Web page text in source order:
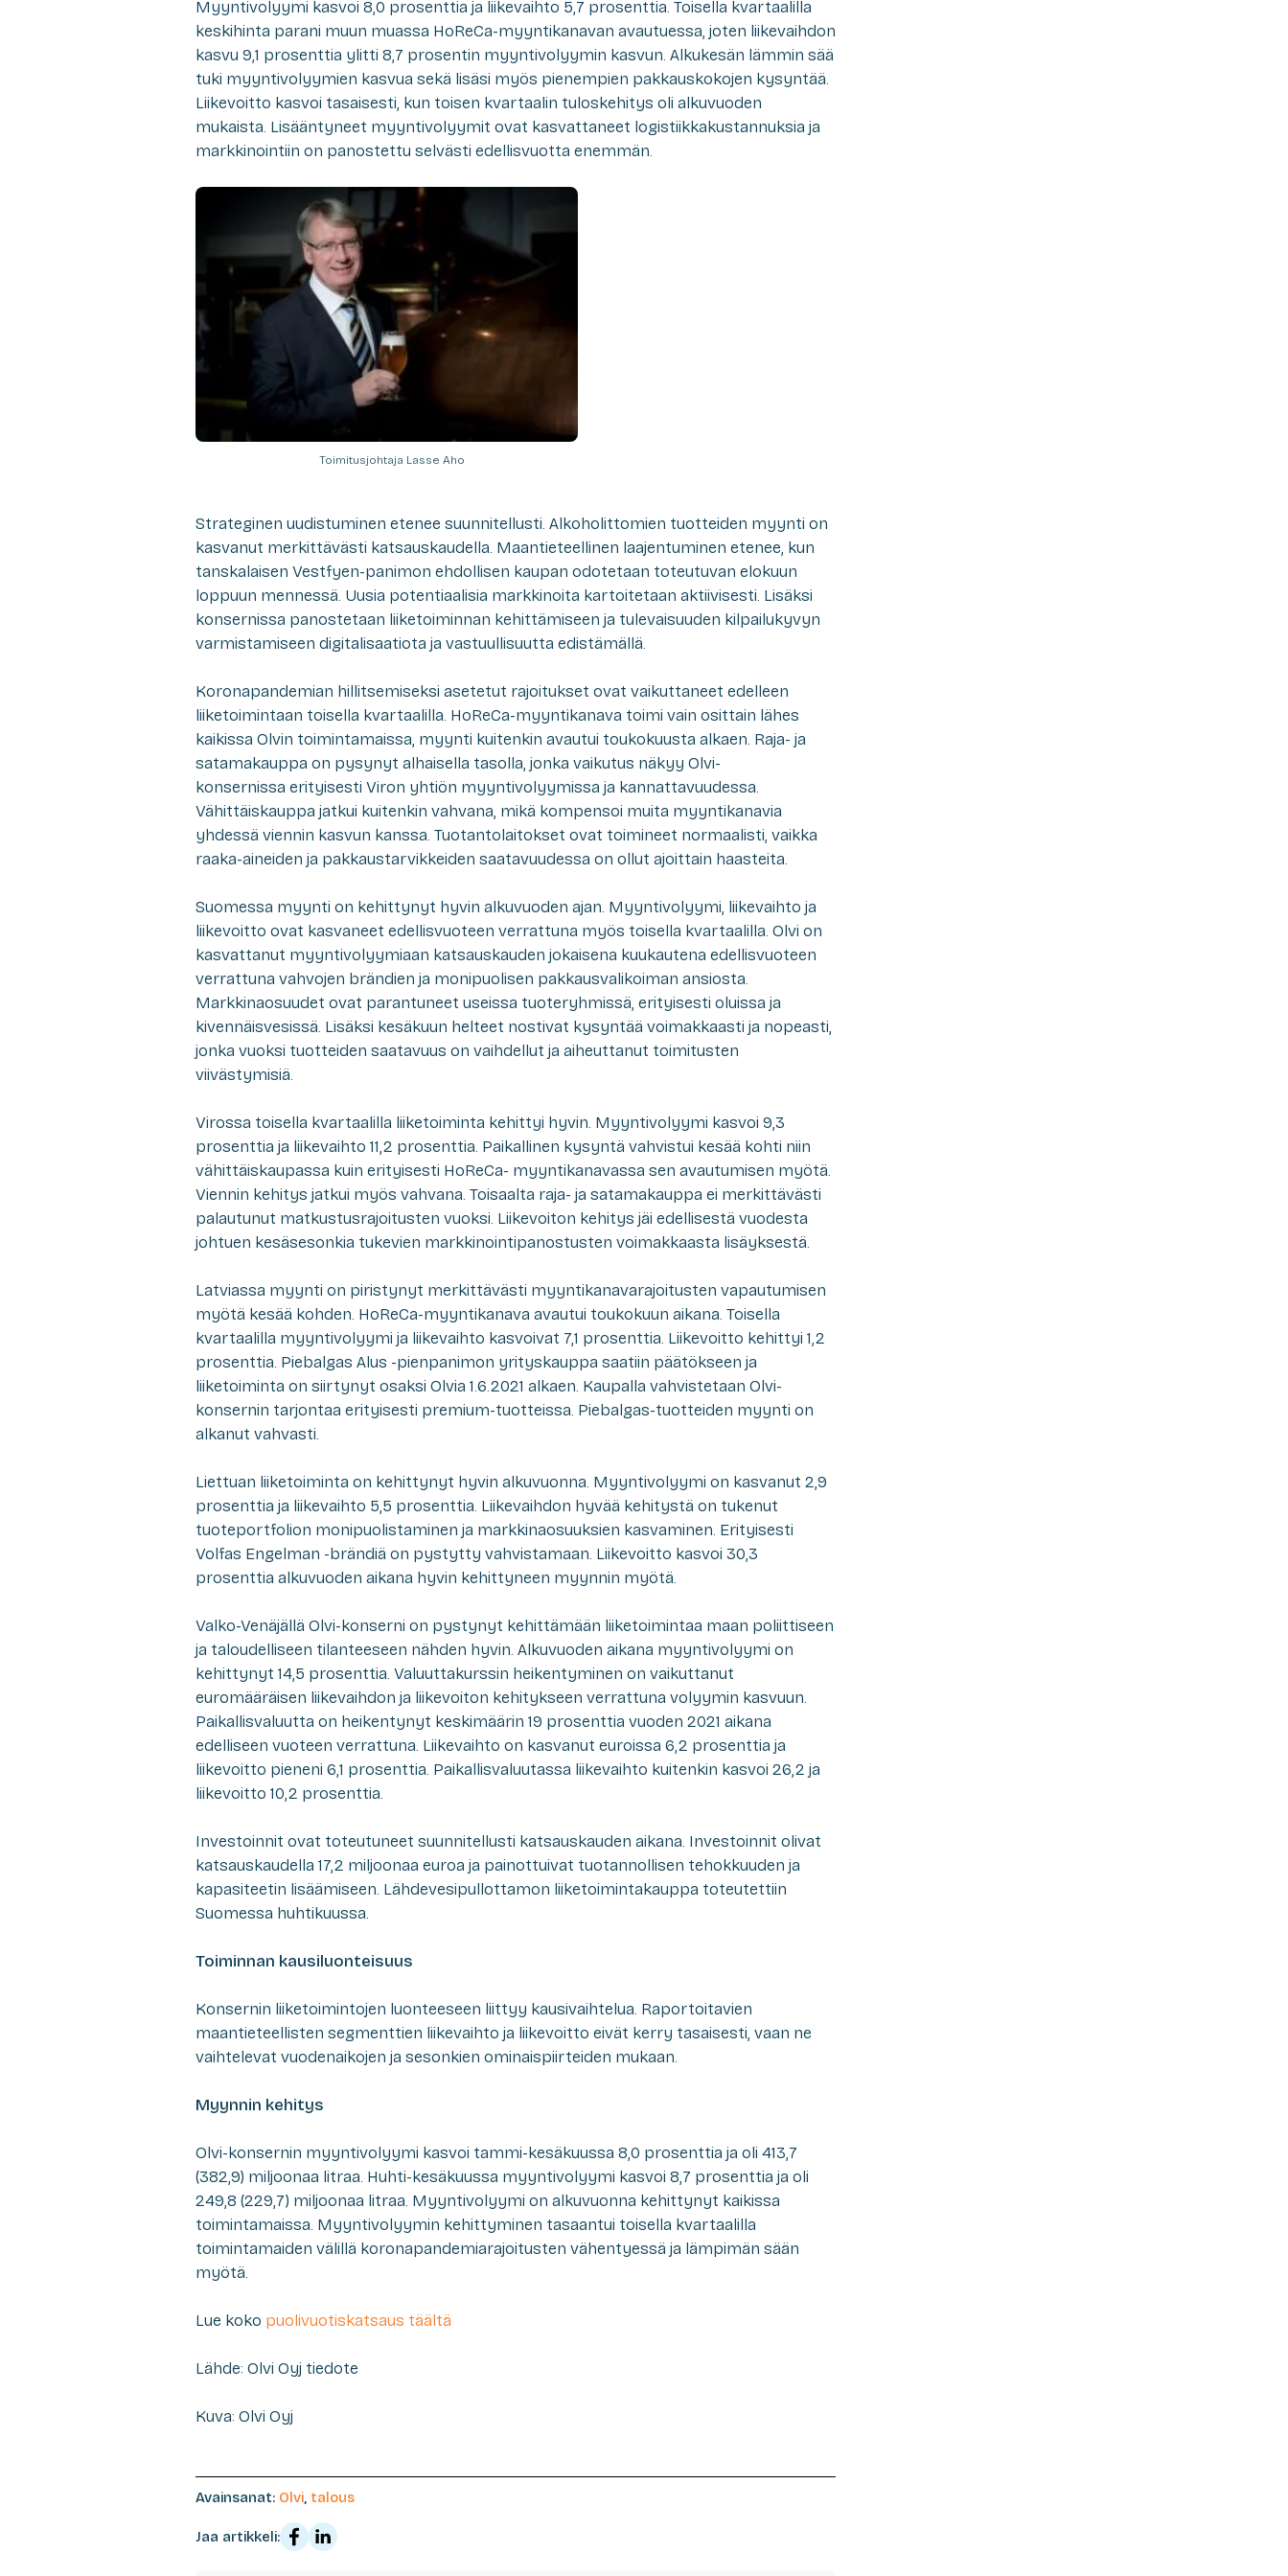
Myyntivolyymi kasvoi 8,0 prosenttia ja liikevaihto 5,7 prosenttia. Toisella kvartaalilla
keskihinta parani muun muassa HoReCa-myyntikanavan avautuessa, joten liikevaihdon
kasvu 9,1 prosenttia ylitti 8,7 prosentin myyntivolyymin kasvun. Alkukesän lämmin sää
tuki myyntivolyymien kasvua sekä lisäsi myös pienempien pakkauskokojen kysyntää.
Liikevoitto kasvoi tasaisesti, kun toisen kvartaalin tuloskehitys oli alkuvuoden
mukaista. Lisääntyneet myyntivolyymit ovat kasvattaneet logistiikkakustannuksia ja
markkinointiin on panostettu selvästi edellisvuotta enemmän.
Toimitusjohtaja Lasse Aho
Strateginen uudistuminen etenee suunnitellusti. Alkoholittomien tuotteiden myynti on
kasvanut merkittävästi katsauskaudella. Maantieteellinen laajentuminen etenee, kun
tanskalaisen Vestfyen-panimon ehdollisen kaupan odotetaan toteutuvan elokuun
loppuun mennessä. Uusia potentiaalisia markkinoita kartoitetaan aktiivisesti. Lisäksi
konsernissa panostetaan liiketoiminnan kehittämiseen ja tulevaisuuden kilpailukyvyn
varmistamiseen digitalisaatiota ja vastuullisuutta edistämällä.
Koronapandemian hillitsemiseksi asetetut rajoitukset ovat vaikuttaneet edelleen
liiketoimintaan toisella kvartaalilla. HoReCa-myyntikanava toimi vain osittain lähes
kaikissa Olvin toimintamaissa, myynti kuitenkin avautui toukokuusta alkaen. Raja- ja
satamakauppa on pysynyt alhaisella tasolla, jonka vaikutus näkyy Olvi-
konsernissa erityisesti Viron yhtiön myyntivolyymissa ja kannattavuudessa.
Vähittäiskauppa jatkui kuitenkin vahvana, mikä kompensoi muita myyntikanavia
yhdessä viennin kasvun kanssa. Tuotantolaitokset ovat toimineet normaalisti, vaikka
raaka-aineiden ja pakkaustarvikkeiden saatavuudessa on ollut ajoittain haasteita.
Suomessa myynti on kehittynyt hyvin alkuvuoden ajan. Myyntivolyymi, liikevaihto ja
liikevoitto ovat kasvaneet edellisvuoteen verrattuna myös toisella kvartaalilla. Olvi on
kasvattanut myyntivolyymiaan katsauskauden jokaisena kuukautena edellisvuoteen
verrattuna vahvojen brändien ja monipuolisen pakkausvalikoiman ansiosta.
Markkinaosuudet ovat parantuneet useissa tuoteryhmissä, erityisesti oluissa ja
kivennäisvesissä. Lisäksi kesäkuun helteet nostivat kysyntää voimakkaasti ja nopeasti,
jonka vuoksi tuotteiden saatavuus on vaihdellut ja aiheuttanut toimitusten
viivästymisiä.
Virossa toisella kvartaalilla liiketoiminta kehittyi hyvin. Myyntivolyymi kasvoi 9,3
prosenttia ja liikevaihto 11,2 prosenttia. Paikallinen kysyntä vahvistui kesää kohti niin
vähittäiskaupassa kuin erityisesti HoReCa- myyntikanavassa sen avautumisen myötä.
Viennin kehitys jatkui myös vahvana. Toisaalta raja- ja satamakauppa ei merkittävästi
palautunut matkustusrajoitusten vuoksi. Liikevoiton kehitys jäi edellisestä vuodesta
johtuen kesäsesonkia tukevien markkinointipanostusten voimakkaasta lisäyksestä.
Latviassa myynti on piristynyt merkittävästi myyntikanavarajoitusten vapautumisen
myötä kesää kohden. HoReCa-myyntikanava avautui toukokuun aikana. Toisella
kvartaalilla myyntivolyymi ja liikevaihto kasvoivat 7,1 prosenttia. Liikevoitto kehittyi 1,2
prosenttia. Piebalgas Alus -pienpanimon yrityskauppa saatiin päätökseen ja
liiketoiminta on siirtynyt osaksi Olvia 1.6.2021 alkaen. Kaupalla vahvistetaan Olvi-
konsernin tarjontaa erityisesti premium-tuotteissa. Piebalgas-tuotteiden myynti on
alkanut vahvasti.
Liettuan liiketoiminta on kehittynyt hyvin alkuvuonna. Myyntivolyymi on kasvanut 2,9
prosenttia ja liikevaihto 5,5 prosenttia. Liikevaihdon hyvää kehitystä on tukenut
tuoteportfolion monipuolistaminen ja markkinaosuuksien kasvaminen. Erityisesti
Volfas Engelman -brändiä on pystytty vahvistamaan. Liikevoitto kasvoi 30,3
prosenttia alkuvuoden aikana hyvin kehittyneen myynnin myötä.
Valko-Venäjällä Olvi-konserni on pystynyt kehittämään liiketoimintaa maan poliittiseen
ja taloudelliseen tilanteeseen nähden hyvin. Alkuvuoden aikana myyntivolyymi on
kehittynyt 14,5 prosenttia. Valuuttakurssin heikentyminen on vaikuttanut
euromääräisen liikevaihdon ja liikevoiton kehitykseen verrattuna volyymin kasvuun.
Paikallisvaluutta on heikentynyt keskimäärin 19 prosenttia vuoden 2021 aikana
edelliseen vuoteen verrattuna. Liikevaihto on kasvanut euroissa 6,2 prosenttia ja
liikevoitto pieneni 6,1 prosenttia. Paikallisvaluutassa liikevaihto kuitenkin kasvoi 26,2 ja
liikevoitto 10,2 prosenttia.
Investoinnit ovat toteutuneet suunnitellusti katsauskauden aikana. Investoinnit olivat
katsauskaudella 17,2 miljoonaa euroa ja painottuivat tuotannollisen tehokkuuden ja
kapasiteetin lisäämiseen. Lähdevesipullottamon liiketoimintakauppa toteutettiin
Suomessa huhtikuussa.
Toiminnan kausiluonteisuus
Konsernin liiketoimintojen luonteeseen liittyy kausivaihtelua. Raportoitavien
maantieteellisten segmenttien liikevaihto ja liikevoitto eivät kerry tasaisesti, vaan ne
vaihtelevat vuodenaikojen ja sesonkien ominaispiirteiden mukaan.
Myynnin kehitys
Olvi-konsernin myyntivolyymi kasvoi tammi-kesäkuussa 8,0 prosenttia ja oli 413,7
(382,9) miljoonaa litraa. Huhti-kesäkuussa myyntivolyymi kasvoi 8,7 prosenttia ja oli
249,8 (229,7) miljoonaa litraa. Myyntivolyymi on alkuvuonna kehittynyt kaikissa
toimintamaissa. Myyntivolyymin kehittyminen tasaantui toisella kvartaalilla
toimintamaiden välillä koronapandemiarajoitusten vähentyessä ja lämpimän sään
myötä.
Lue koko puolivuotiskatsaus täältä
Lähde: Olvi Oyj tiedote
Kuva: Olvi Oyj
Avainsanat: Olvi, talous
Jaa artikkeli: